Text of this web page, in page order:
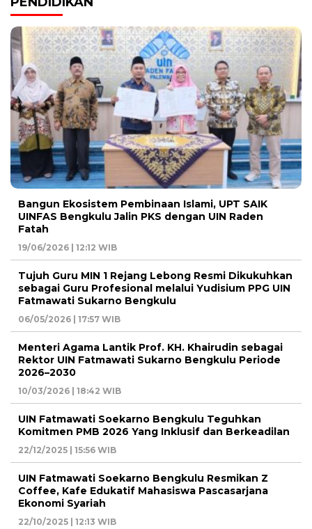
Bangun Ekosistem Pembinaan Islami, UPT SAIK
UINFAS Bengkulu Jalin PKS dengan UIN Raden
Fatah
19/06/2026 | 12:12 WIB
Tujuh Guru MIN 1 Rejang Lebong Resmi Dikukuhkan
sebagai Guru Profesional melalui Yudisium PPG UIN
Fatmawati Sukarno Bengkulu
06/05/2026 | 17:57 WIB
Menteri Agama Lantik Prof. KH. Khairudin sebagai
Rektor UIN Fatmawati Sukarno Bengkulu Periode
2026–2030
10/03/2026 | 18:42 WIB
UIN Fatmawati Soekarno Bengkulu Teguhkan
Komitmen PMB 2026 Yang Inklusif dan Berkeadilan
22/12/2025 | 15:56 WIB
UIN Fatmawati Soekarno Bengkulu Resmikan Z
Coffee, Kafe Edukatif Mahasiswa Pascasarjana
Ekonomi Syariah
22/10/2025 | 12:13 WIB